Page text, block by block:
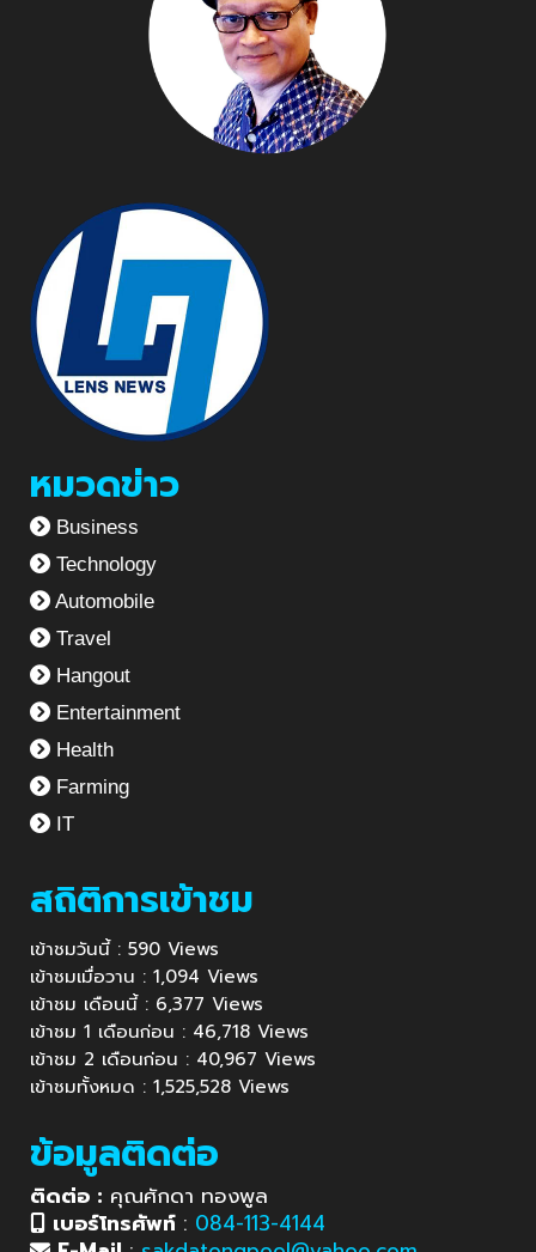
หมวดข่าว
Business
Technology
Automobile
Travel
Hangout
Entertainment
Health
Farming
IT
สถิติการเข้าชม
เข้าชมวันนี้ : 590 Views
เข้าชมเมื่อวาน : 1,094 Views
เข้าชม เดือนนี้ : 6,377 Views
เข้าชม 1 เดือนก่อน : 46,718 Views
เข้าชม 2 เดือนก่อน : 40,967 Views
เข้าชมทั้งหมด : 1,525,528 Views
ข้อมูลติดต่อ
ติดต่อ : คุณศักดา ทองพูล
เบอร์โทรศัพท์ : 084-113-4144